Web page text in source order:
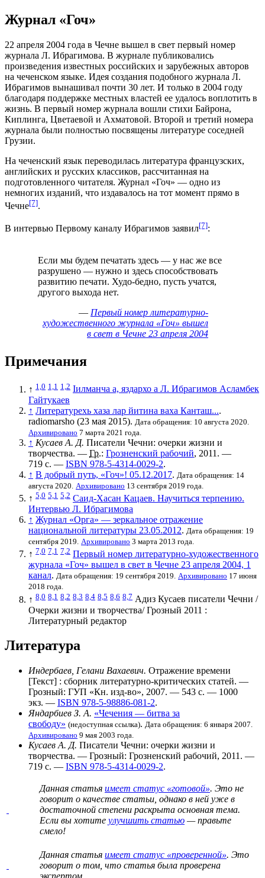
Журнал «Гоч»
22 апреля 2004 года в Чечне вышел в свет первый номер
журнала Л. Ибрагимова. В журнале публиковались
произведения известных российских и зарубежных авторов
на чеченском языке. Идея создания подобного журнала Л.
Ибрагимов вынашивал почти 30 лет. И только в 2004 году
благодаря поддержке местных властей ее удалось воплотить в
жизнь. В первый номер журнала вошли стихи Байрона,
Киплинга, Цветаевой и Ахматовой. Второй и третий номера
журнала были полностью посвящены литературе соседней
Грузии.
На чеченский язык переводилась литература французских,
английских и русских классиков, рассчитанная на
подготовленного читателя. Журнал «Гоч» — одно из
немногих изданий, что издавалось на тот момент прямо в
Чечне[7].
В интервью Первому каналу Ибрагимов заявил[7]:
Если мы будем печатать здесь — у нас же все
разрушено — нужно и здесь способствовать
развитию печати. Худо-бедно, пусть учатся,
другого выхода нет.
— Первый номер литературно-
художественного журнала «Гоч» вышел
в свет в Чечне 23 апреля 2004
Примечания
↑ 1,0 1,1 1,2 Iилманча а, яздархо а Л. Ибрагимов Асламбек
Гайтукаев
↑ Литературехь хаза лар йитина ваха Канташ....
radiomarsho (23 мая 2015). Дата обращения: 10 августа 2020.
Архивировано 7 марта 2021 года.
↑ Кусаев А. Д. Писатели Чечни: очерки жизни и
творчества. — Гр.: Грозненский рабочий, 2011. —
719 с. — ISBN 978-5-4314-0029-2.
↑ В добрый путь, «Гоч»! 05.12.2017. Дата обращения: 14
августа 2020. Архивировано 13 сентября 2019 года.
↑ 5,0 5,1 5,2 Саид-Хасан Кацаев. Научиться терпению.
Интервью Л. Ибрагимова
↑ Журнал «Орга» — зеркальное отражение
национальной литературы 23.05.2012. Дата обращения: 19
сентября 2019. Архивировано 3 марта 2013 года.
↑ 7,0 7,1 7,2 Первый номер литературно-художественного
журнала «Гоч» вышел в свет в Чечне 23 апреля 2004, 1
канал. Дата обращения: 19 сентября 2019. Архивировано 17 июня
2018 года.
↑ 8,0 8,1 8,2 8,3 8,4 8,5 8,6 8,7 Адиз Кусаев писатели Чечни /
Очерки жизни и творчества/ Грозный 2011 :
Литературный редактор
Литература
Индербаев, Гелани Вахаевич. Отражение времени
[Текст] : сборник литературно-критических статей. —
Грозный: ГУП «Кн. изд-во», 2007. — 543 с. — 1000
экз. — ISBN 978-5-98886-081-2.
Яндарбиев З. А. «Чечения — битва за
свободу» (недоступная ссылка). Дата обращения: 6 января 2007.
Архивировано 9 мая 2003 года.
Кусаев А. Д. Писатели Чечни: очерки жизни и
творчества. — Грозный: Грозненский рабочий, 2011. —
719 с. — ISBN 978-5-4314-0029-2.
Данная статья имеет статус «готовой». Это не
говорит о качестве статьи , однако в ней уже в
достаточной степени раскрыта основная тема.
Если вы хотите улучшить статью — правьте
смело!
Данная статья имеет статус «проверенной». Это
говорит о том, что статья была проверена